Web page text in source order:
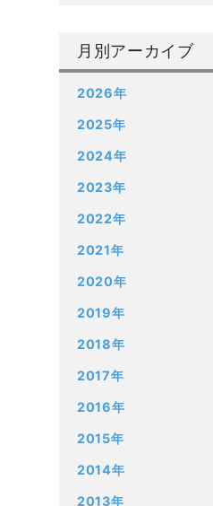
月別アーカイブ
2026年
2025年
2024年
2023年
2022年
2021年
2020年
2019年
2018年
2017年
2016年
2015年
2014年
2013年